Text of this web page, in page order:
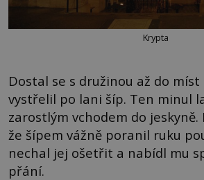
Krypta
Dostal se s družinou až do
vystřelil po lani šíp. Ten minul
zarostlým vchodem do jeskyně.
že šípem vážně poranil ruku
nechal jej ošetřit a nabídl mu
přání.